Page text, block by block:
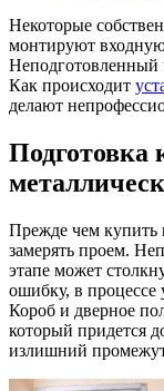
Некоторые
монтируют входную
Неподготовленный
Как происходит
делают
Подготовка
Прежде чем купить
замерять проем.
этапе может
ошибку, в процессе
Короб и дверное
который придется
излишний